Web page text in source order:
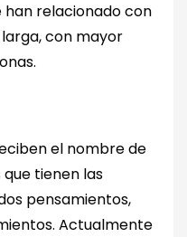
han relacionado con
con mayor
el nombre de
que tienen las
pensamientos,
Actualmente